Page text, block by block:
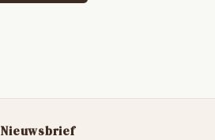
Nieuwsbrief